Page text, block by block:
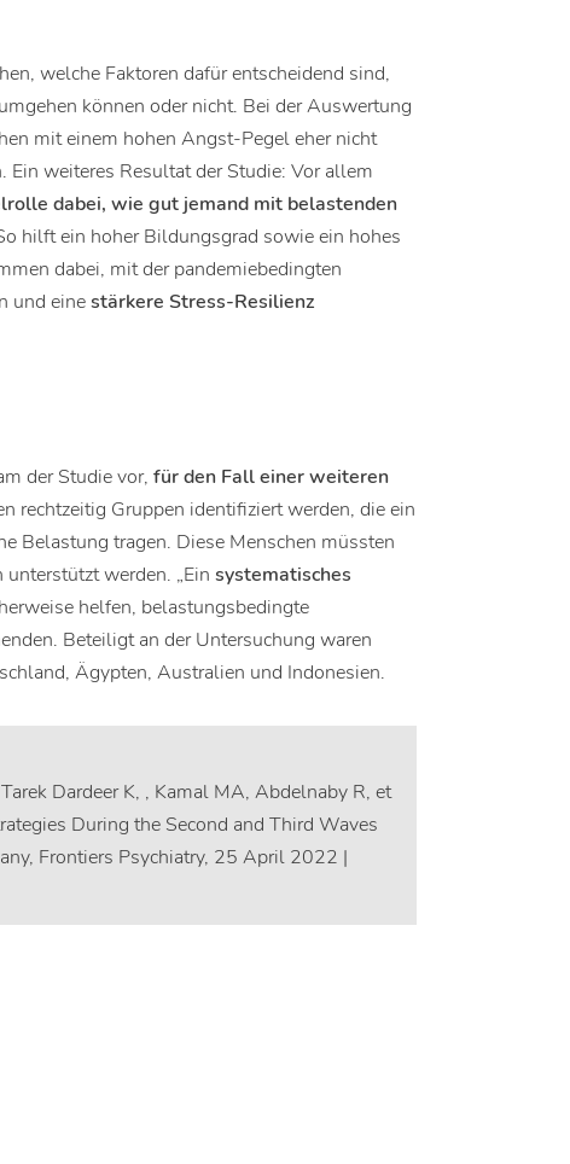
welche Faktoren dafür entscheidend sind,
können oder nicht. Bei der Auswertung
mit einem hohen Angst-Pegel eher nicht
weiteres Resultat der Studie: Vor allem
dabei, wie gut jemand mit belastenden
hilft ein hoher Bildungsgrad sowie ein hohes
dabei, mit der pandemiebedingten
und einestärkere Stress-Resilienz
der Studie vor, für den Fall einer weiteren
rechtzeitig Gruppen identifiziert werden, die ein
Belastung tragen. Diese Menschen müssten
unterstützt werden. „Einsystematisches
helfen, belastungsbedingte
Beteiligt an der Untersuchung waren
Ägypten, Australien und Indonesien.
Dardeer K, , Kamal MA, Abdelnaby R, et
During the Second and Third Waves
Frontiers Psychiatry, 25 April 2022 |